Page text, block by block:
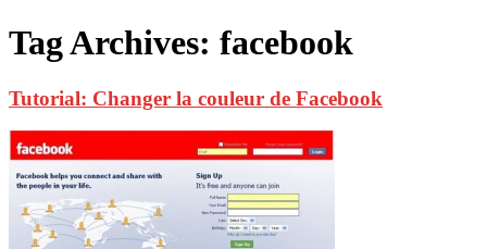
Tag Archives: facebook
Tutorial: Changer la couleur de Facebook